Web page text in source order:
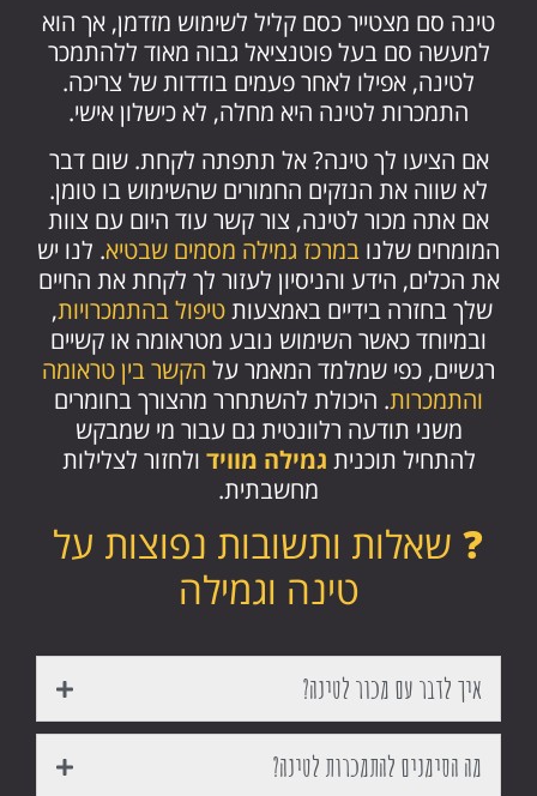
טינה סם מצטייר כסם קליל לשימוש מזדמן, אך הוא
למעשה סם בעל פוטנציאל גבוה מאוד ללהתמכר
לטינה, אפילו לאחר פעמים בודדות של צריכה.
התמכרות לטינה היא מחלה, לא כישלון אישי.
אם הציעו לך טינה? אל תתפתה לקחת. שום דבר
לא שווה את הנזקים החמורים שהשימוש בו טומן.
אם אתה מכור לטינה, צור קשר עוד היום עם צוות
המומחים שלנו במרכז גמילה מסמים שבטיא. לנו יש
את הכלים, הידע והניסיון לעזור לך לקחת את החיים
שלך בחזרה בידיים באמצעותטיפול בהתמכרויות,
ובמיוחד כאשר השימוש נובע מטראומה או קשיים
רגשיים, כפי שמלמד המאמר על הקשר בין טראומה
והתמכרות. היכולת להשתחרר מהצורך בחומרים
משני תודעה רלוונטית גם עבור מי שמבקש
להתחיל תוכנית גמילה מוויד ולחזור לצלילות
מחשבתית.
❓ שאלות ותשובות נפוצות על
טינה וגמילה
איך לדבר עם מכור לטינה?
מה הסימנים להתמכרות לטינה?